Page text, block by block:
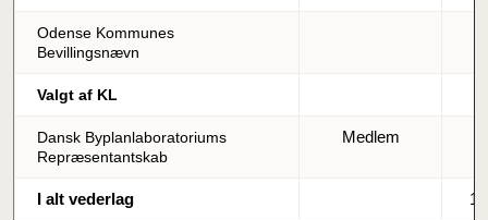
Odense Kommunes
Bevillingsnævn
Valgt af KL
Dansk Byplanlaboratoriums
Repræsentantskab
Medlem
I alt vederlag